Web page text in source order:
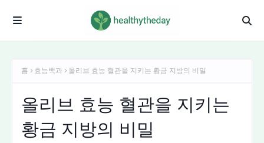
홈 효능백과 올리브 효능 혈관을 지키는 황금 지방의 비밀
올리브 효능 혈관을 지키는
황금 지방의 비밀